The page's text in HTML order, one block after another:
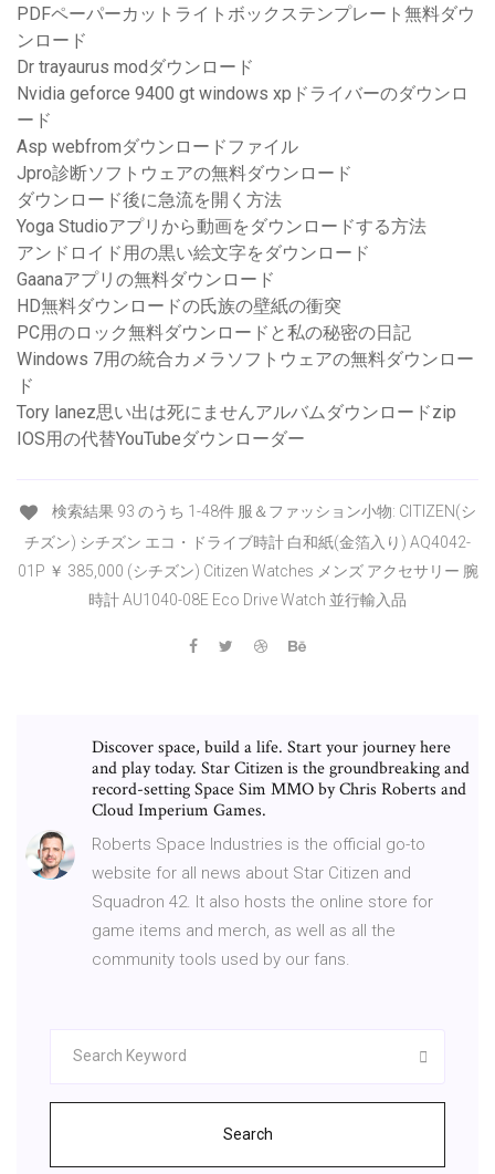
PDFペーパーカットライトボックステンプレート無料ダウ
ンロード
Dr trayaurus modダウンロード
Nvidia geforce 9400 gt windows xpドライバーのダウンロ
ード
Asp webfromダウンロードファイル
Jpro診断ソフトウェアの無料ダウンロード
ダウンロード後に急流を開く方法
Yoga Studioアプリから動画をダウンロードする方法
アンドロイド用の黒い絵文字をダウンロード
Gaanaアプリの無料ダウンロード
HD無料ダウンロードの氏族の壁紙の衝突
PC用のロック無料ダウンロードと私の秘密の日記
Windows 7用の統合カメラソフトウェアの無料ダウンロー
ド
Tory lanez思い出は死にませんアルバムダウンロードzip
IOS用の代替YouTubeダウンローダー
検索結果 93 のうち 1-48件 服＆ファッション小物: CITIZEN(シ
チズン) シチズン エコ・ドライブ時計 白和紙(金箔入り) AQ4042-
01P ￥ 385,000 (シチズン) Citizen Watches メンズ アクセサリー 腕
時計 AU1040-08E Eco Drive Watch 並行輸入品
Discover space, build a life. Start your journey here
and play today. Star Citizen is the groundbreaking and
record-setting Space Sim MMO by Chris Roberts and
Cloud Imperium Games.
Roberts Space Industries is the official go-to
website for all news about Star Citizen and
Squadron 42. It also hosts the online store for
game items and merch, as well as all the
community tools used by our fans.
Search